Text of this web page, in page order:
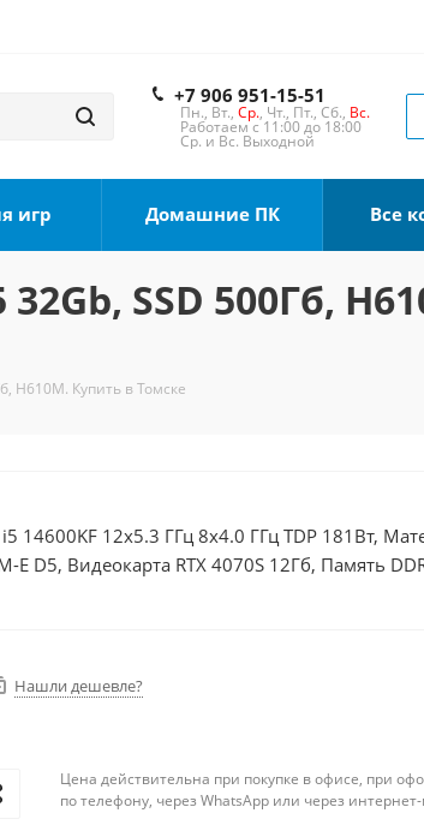
+7 906 951-15-51
Пн., Вт., Ср., Чт., Пт., Сб., Вс.
Работаем с 11:00 до 18:00
Ср. и Вс. Выходной
игр Домашние ПК Все
SSD 500Гб,
H610M. Купить в Томске
14600KF 12x5.3 ГГц 8x4.0 ГГц TDP 181Вт,
E D5, Видеокарта RTX 4070S 12Гб, Память
Нашли дешевле?
Цена действительна при покупке в офисе, при
по телефону, через WhatsApp или через